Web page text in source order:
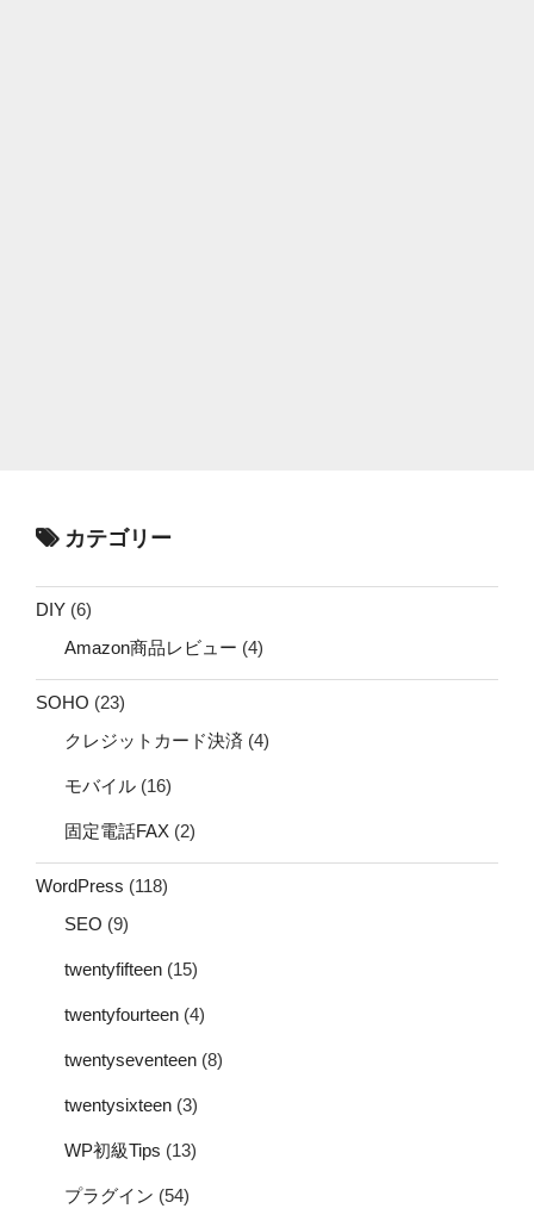
カテゴリー
DIY (6)
Amazon商品レビュー (4)
SOHO (23)
クレジットカード決済 (4)
モバイル (16)
固定電話FAX (2)
WordPress (118)
SEO (9)
twentyfifteen (15)
twentyfourteen (4)
twentyseventeen (8)
twentysixteen (3)
WP初級Tips (13)
プラグイン (54)